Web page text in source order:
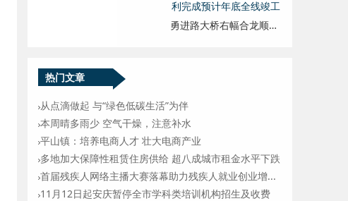
勇进路大桥右幅合龙顺利完成预计年底全线竣工
热门文章
从点滴做起 与“绿色低碳生活”为伴
本周晴多雨少 空气干燥，注意补水
平山镇：培养电商人才 壮大电商产业
多地加大保障性租赁住房供给 超八成城市租金水平下跌
首届残疾人网络主播大赛落幕助力残疾人就业创业增...
11月12日起安庆暂停全市学科类培训机构招生及收费